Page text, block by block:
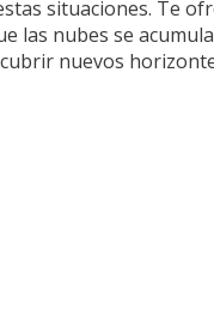
situaciones. Te
las nubes se
nuevos